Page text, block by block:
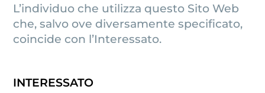
L’individuo che utilizza questo Sito Web
che, salvo ove diversamente specificato,
coincide con l’Interessato.
INTERESSATO